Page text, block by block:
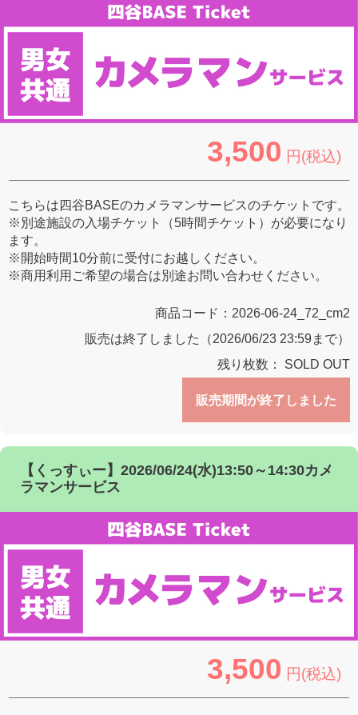
3,500 円(税込)
こちらは四谷BASEのカメラマンサービスのチケットです。
※別途施設の入場チケット（5時間チケット）が必要になり
ます。
※開始時間10分前に受付にお越しください。
※商用利用ご希望の場合は別途お問い合わせください。
商品コード： 2026-06-24_72_cm2
販売は終了しました（2026/06/23 23:59まで）
残り枚数： SOLD OUT
販売期間が終了しました
【くっすぃー】2026/06/24(水)13:50～14:30カメ
ラマンサービス
3,500 円(税込)